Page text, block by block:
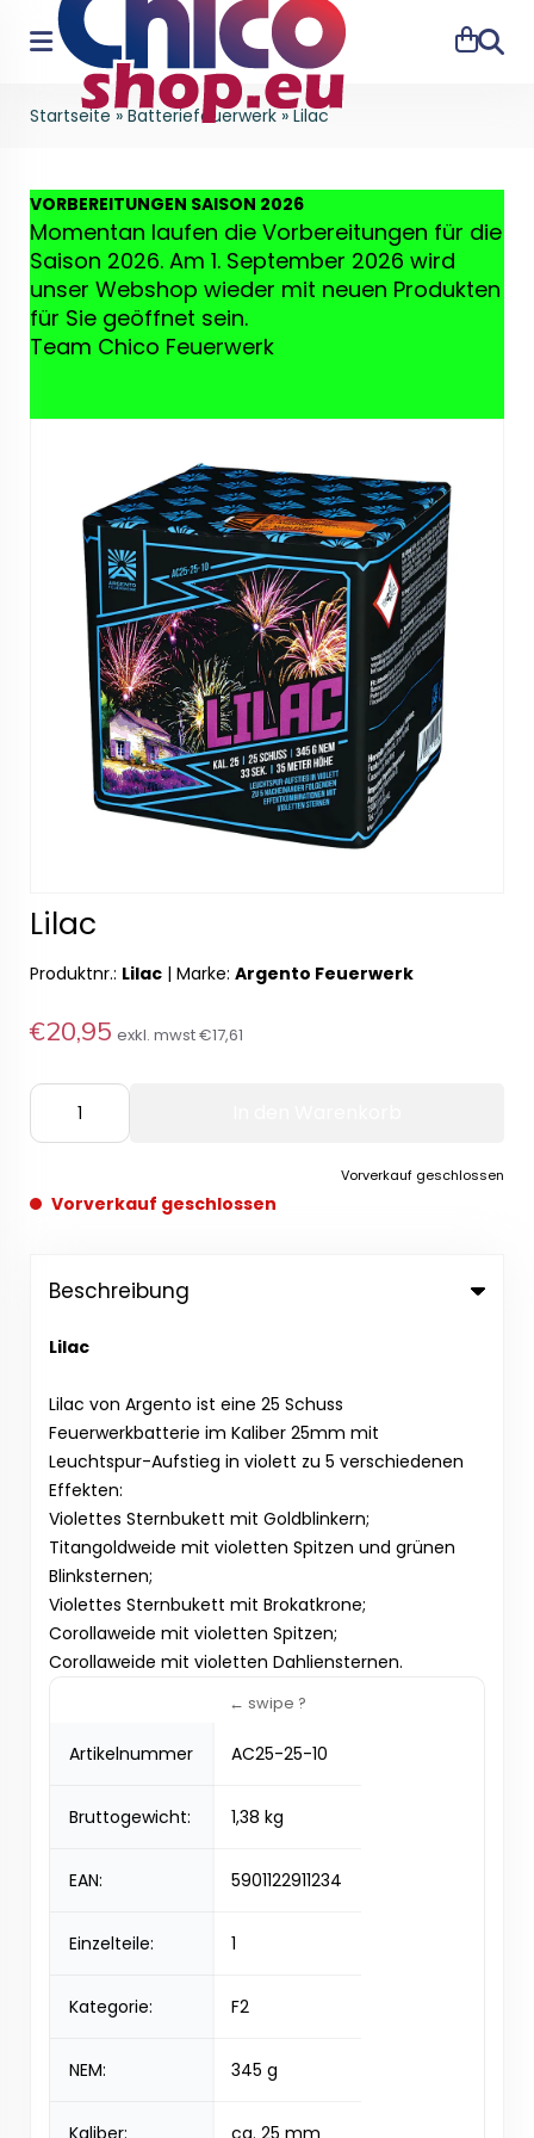
Suche
Startseite »Batteriefeuerwerk»Lilac
VORBEREITUNGEN SAISON 2026
Momentan laufen die Vorbereitungen für die
Saison 2026. Am 1. September 2026 wird
unser Webshop wieder mit neuen Produkten
für Sie geöffnet sein.
Team Chico Feuerwerk
Lilac
Produktnr.: Lilac | Marke: Argento Feuerwerk
€20,95 exkl. mwst€17,61
Vorverkauf geschlossen
Vorverkauf geschlossen
Beschreibung
Lilac
Lilac von Argento ist eine 25 Schuss
Feuerwerkbatterie im Kaliber 25mm mit
Leuchtspur-Aufstieg in violett zu 5 verschiedenen
Effekten:
Violettes Sternbukett mit Goldblinkern;
Titangoldweide mit violetten Spitzen und grünen
Blinksternen;
Violettes Sternbukett mit Brokatkrone;
Corollaweide mit violetten Spitzen;
Corollaweide mit violetten Dahliensternen.
Artikelnummer AC25-25-10
Bruttogewicht: 1,38 kg
EAN: 5901122911234
Einzelteile: 1
Kategorie: F2
NEM: 345 g
Kaliber: ca. 25 mm